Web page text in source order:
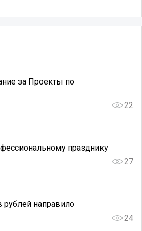
за Проекты по
22
празднику
27
направило
24